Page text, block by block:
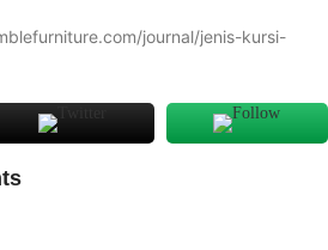
journal/jenis-kursi-